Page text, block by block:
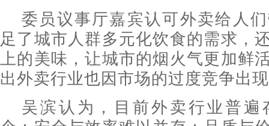
委员议事厅嘉宾认可外卖给人
足了城市人群多元化饮食的需求，
上的美味，让城市的烟火气更加鲜
出外卖行业也因市场的过度竞争出
吴滨认为，目前外卖行业普遍